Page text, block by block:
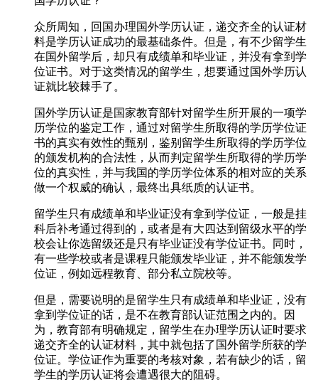
众所周知，回国办理国外学历认证，递交齐全的认证材
料是学历认证成功的最基础条件。但是，有不少留学生
在国外留学后，却只有成绩单和毕业证，并没有拿到学
位证书。对于这类情况的留学生，想要通过国外学历认
证就比较棘手了。
国外学历认证是国家教育部针对留学生所开展的一项学
历学位的鉴定工作，通过对留学生所取得的学历学位证
书的真实有效性的甄别，鉴别留学生所取得的学历学位
的颁发机构的合法性，从而判定留学生所取得的学历学
位的真实性，并与我国的学历学位体系的相对应的关系
做一个权威的确认，最终出具纸质的认证书。
留学生只有成绩单和毕业证没有拿到学位证，一般是挂
科后补考通过得到的，或者是有大四达到留级水平的学
校会让你选留级还是只有毕业证没有学位证书。同时，
有一些学校或者是课程只能颁发毕业证，并不能颁发学
位证，例如远程教育、部分私立院校等。
但是，需要说明的是留学生只有成绩单和毕业证，没有
拿到学位证的话，是不在教育部认证范围之内的。因
为，教育部有明确规定，留学生在办理学历认证时要求
递交齐全的认证材料，其中就包括了国外留学所获的学
位证。学位证作为重要的考核对象，若有缺少的话，留
学生的学历认证将会遭遇很大的阻碍。